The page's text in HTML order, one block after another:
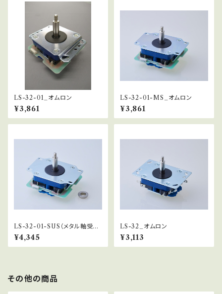
LS-32-01_オムロン
¥3,861
LS-32-01-MS_オムロン
¥3,861
LS-32-01-SUS（メタル軸受仕
様）
¥4,345
LS-32_オムロン
¥3,113
その他の商品